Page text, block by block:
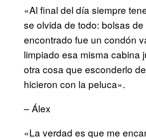
«Al final del día siempre
se olvida de todo: bolsas
encontrado fue un condón
limpiado esa misma cabina
otra cosa que esconderlo
hicieron con la peluca».
– Álex
«La verdad es que me